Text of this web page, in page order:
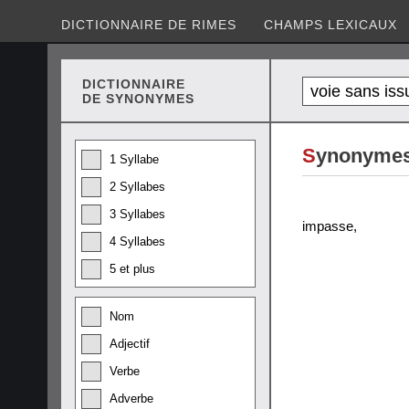
DICTIONNAIRE DE RIMES CHAMPS LEXICAUX
DICTIONNAIRE
DE SYNONYMES
1 Syllabe
2 Syllabes
3 Syllabes
4 Syllabes
5 et plus
Nom
Adjectif
Verbe
Adverbe
S
impasse,